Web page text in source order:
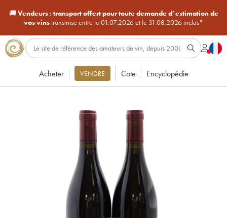
🚚Vendeurs : transport offert pour toute demande d’estimation de
vos vinstransmise entre le 01.07.2026 et le 31.08.2026 inclus*
Acheter VENDRE Cote Encyclopédie